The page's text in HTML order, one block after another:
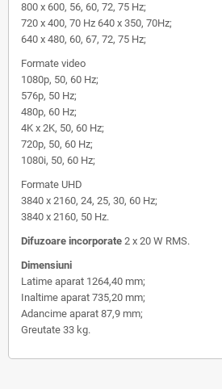
800 x 600, 56, 60, 72, 75 Hz;
720 x 400, 70 Hz 640 x 350, 70Hz;
640 x 480, 60, 67, 72, 75 Hz;
Formate video
1080p, 50, 60 Hz;
576p, 50 Hz;
480p, 60 Hz;
4K x 2K, 50, 60 Hz;
720p, 50, 60 Hz;
1080i, 50, 60 Hz;
Formate UHD
3840 x 2160, 24, 25, 30, 60 Hz;
3840 x 2160, 50 Hz.
Difuzoare incorporate 2 x 20 W RMS.
Dimensiuni
Latime aparat 1264,40 mm;
Inaltime aparat 735,20 mm;
Adancime aparat 87,9 mm;
Greutate 33 kg.